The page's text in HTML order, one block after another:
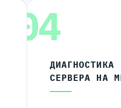
04
ДИАГНОСТИКА
СЕРВЕРА НА